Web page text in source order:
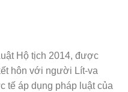
Hộ tịch 2014, được
hôn với người Lít-va
tế áp dụng pháp luật của